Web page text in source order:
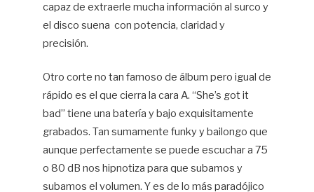
capaz de extraerle mucha información al surco y
el disco suena con potencia, claridad y
precisión.
Otro corte no tan famoso de álbum pero igual de
rápido es el que cierra la cara A. “She’s got it
bad” tiene una batería y bajo exquisitamente
grabados. Tan sumamente funky y bailongo que
aunque perfectamente se puede escuchar a 75
o 80 dB nos hipnotiza para que subamos y
subamos el volumen. Y es de lo más paradójico